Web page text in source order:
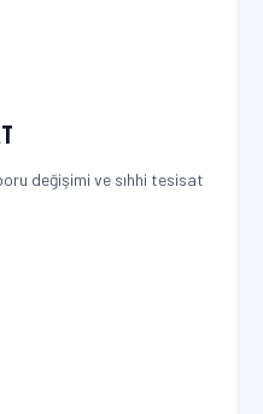
değişimi ve sıhhi tesisat